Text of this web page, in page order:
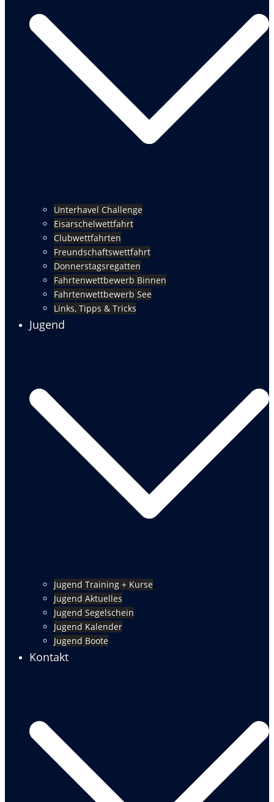
Unterhavel Challenge
Eisarschelwettfahrt
Clubwettfahrten
Freundschaftswettfahrt
Donnerstagsregatten
Fahrtenwettbewerb Binnen
Fahrtenwettbewerb See
Links, Tipps & Tricks
Jugend
Jugend Training + Kurse
Jugend Aktuelles
Jugend Segelschein
Jugend Kalender
Jugend Boote
Kontakt